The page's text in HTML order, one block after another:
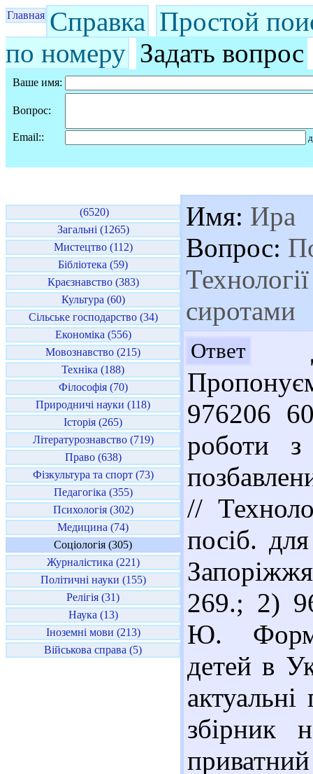
Главная Справка Простой
по номеру Задать вопрос
Ваше имя:
Вопрос:
Email::
(6520)
Загальні (1265)
Мистецтво (112)
Бібліотека (59)
Краєзнавство (383)
Культура (60)
Сільське господарство (34)
Економіка (556)
Мовознавство (215)
Техніка (188)
Філософія (70)
Природничі науки (118)
Історія (265)
Літературознавство (719)
Право (638)
Фізкультура та спорт (73)
Педагогіка (355)
Психологія (302)
Медицина (74)
Соціологія (305)
Журналістика (221)
Політичні науки (155)
Релігія (31)
Наука (13)
Іноземні мови (213)
Військова справа (5)
Имя: Ира
Вопрос:
сиротами
Ответ
976206
роботи з
//
посіб.
269.; 2)
Ю.
детей в
збірник